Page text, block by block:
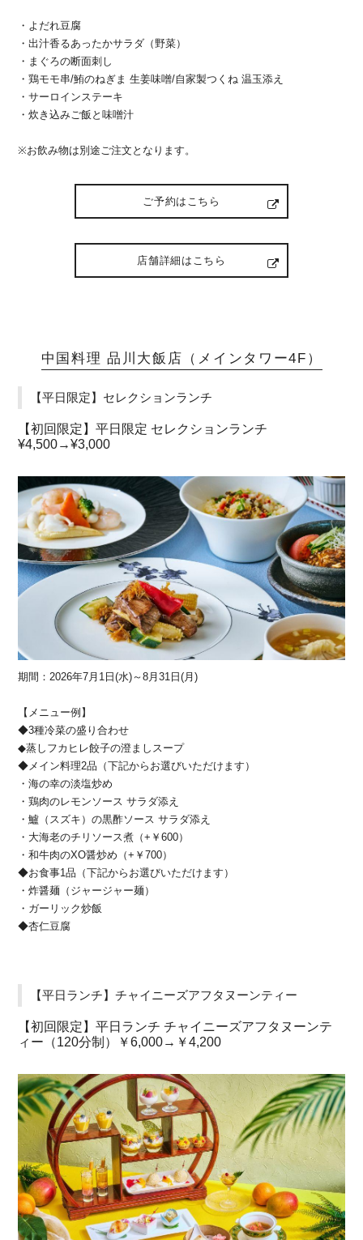
・よだれ豆腐
・出汁香るあったかサラダ（野菜）
・まぐろの断面刺し
・鶏モモ串/鮪のねぎま 生姜味噌/自家製つくね 温玉添え
・サーロインステーキ
・炊き込みご飯と味噌汁
※お飲み物は別途ご注文となります。
ご予約はこちら
店舗詳細はこちら
中国料理 品川大飯店（メインタワー4F）
【平日限定】セレクションランチ
【初回限定】平日限定 セレクションランチ
¥4,500→¥3,000
期間：2026年7月1日(水)～8月31日(月)
【メニュー例】
◆3種冷菜の盛り合わせ
◆蒸しフカヒレ餃子の澄ましスープ
◆メイン料理2品（下記からお選びいただけます）
・海の幸の淡塩炒め
・鶏肉のレモンソース サラダ添え
・鱸（スズキ）の黒酢ソース サラダ添え
・大海老のチリソース煮（+￥600）
・和牛肉のXO醤炒め（+￥700）
◆お食事1品（下記からお選びいただけます）
・炸醤麺（ジャージャー麺）
・ガーリック炒飯
◆杏仁豆腐
【平日ランチ】チャイニーズアフタヌーンティー
【初回限定】平日ランチ チャイニーズアフタヌーンテ
ィー（120分制）￥6,000→￥4,200